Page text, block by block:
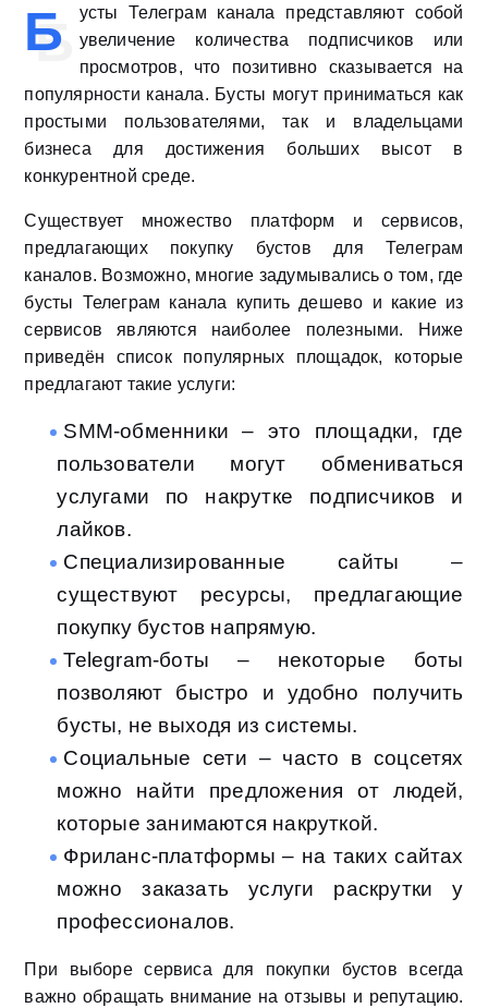
Б
усты Телеграм канала представляют собой
увеличение количества подписчиков или
просмотров, что позитивно сказывается на
популярности канала. Бусты могут приниматься как
простыми пользователями, так и владельцами
бизнеса для достижения больших высот в
конкурентной среде.
Существует множество платформ и сервисов,
предлагающих покупку бустов для Телеграм
каналов. Возможно, многие задумывались о том, где
бусты Телеграм канала купить дешево и какие из
сервисов являются наиболее полезными. Ниже
приведён список популярных площадок, которые
предлагают такие услуги:
SMM-обменники – это площадки, где
пользователи могут обмениваться
услугами по накрутке подписчиков и
лайков.
Специализированные сайты –
существуют ресурсы, предлагающие
покупку бустов напрямую.
Telegram-боты – некоторые боты
позволяют быстро и удобно получить
бусты, не выходя из системы.
Социальные сети – часто в соцсетях
можно найти предложения от людей,
которые занимаются накруткой.
Фриланс-платформы – на таких сайтах
можно заказать услуги раскрутки у
профессионалов.
При выборе сервиса для покупки бустов всегда
важно обращать внимание на отзывы и репутацию.